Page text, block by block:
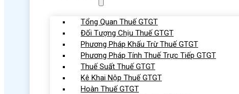
Tổng Quan Thuế GTGT
Đối Tượng Chịu Thuế GTGT
Phương Pháp Khấu Trừ Thuế GTGT
Phương Pháp Tính Thuế Trực Tiếp GTGT
Thuế Suất Thuế GTGT
Kê Khai Nộp Thuế GTGT
Hoàn Thuế GTGT